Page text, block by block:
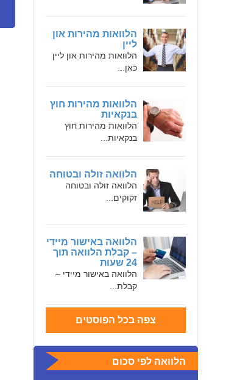
הלוואות מהירות און
ליין
הלוואות מהירות און ליין
כאן...
הלוואות מהירות חוץ
בנקאיות
הלוואות מהירות חוץ
בנקאיות...
הלוואה זולה ובטוחה
הלוואה זולה ובטוחה
זקוקים...
הלוואה באישור מיידי
– קבלת הלוואה תוך
24 שעות
הלוואה באישור מיידי –
קבלת...
צפה בכל הפוסטים
הלוואה לפי סכום